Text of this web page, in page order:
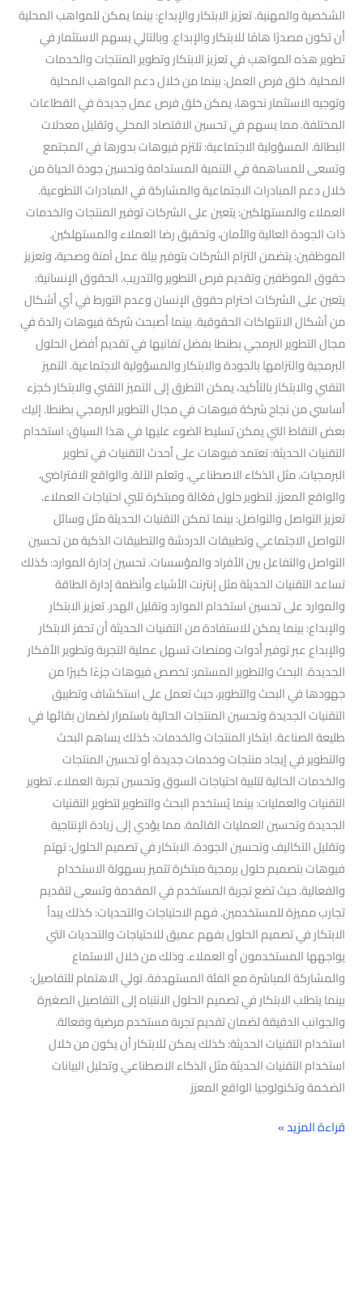
الشخصية والمهنية. تعزيز الابتكار والإبداع: بينما يمكن للمواهب المحلية
أن تكون مصدرًا هامًا للابتكار والإبداع. وبالتالي يسهم الاستثمار في
تطوير هذه المواهب في تعزيز الابتكار وتطوير المنتجات والخدمات
المحلية. خلق فرص العمل: بينما من خلال دعم المواهب المحلية
وتوجيه الاستثمار نحوها، يمكن خلق فرص عمل جديدة في القطاعات
المختلفة. مما يسهم في تحسين الاقتصاد المحلي وتقليل معدلات
البطالة. المسؤولية الاجتماعية: تلتزم فيوهات بدورها في المجتمع
وتسعى للمساهمة في التنمية المستدامة وتحسين جودة الحياة من
خلال دعم المبادرات الاجتماعية والمشاركة في المبادرات التطوعية.
العملاء والمستهلكين: يتعين على الشركات توفير المنتجات والخدمات
ذات الجودة العالية والأمان، وتحقيق رضا العملاء والمستهلكين.
الموظفين: يتضمن التزام الشركات بتوفير بيئة عمل آمنة وصحية، وتعزيز
حقوق الموظفين وتقديم فرص التطوير والتدريب. الحقوق الإنسانية:
يتعين على الشركات احترام حقوق الإنسان وعدم التورط في أي أشكال
من أشكال الانتهاكات الحقوقية. بينما أصبحت شركة فيوهات رائدة في
مجال التطوير البرمجي بطنطا بفضل تفانيها في تقديم أفضل الحلول
البرمجية والتزامها بالجودة والابتكار والمسؤولية الاجتماعية. التميز
التقني والابتكار بالتأكيد، يمكن التطرق إلى التميز التقني والابتكار كجزء
أساسي من نجاح شركة فيوهات في مجال التطوير البرمجي بطنطا. إليك
بعض النقاط التي يمكن تسليط الضوء عليها في هذا السياق: استخدام
التقنيات الحديثة: تعتمد فيوهات على أحدث التقنيات في تطوير
البرمجيات. مثل الذكاء الاصطناعي. وتعلم الآلة. والواقع الافتراضي،
والواقع المعزز. لتطوير حلول فعّالة ومبتكرة تلبي احتياجات العملاء.
تعزيز التواصل والتواصل: بينما تمكن التقنيات الحديثة مثل وسائل
التواصل الاجتماعي وتطبيقات الدردشة والتطبيقات الذكية من تحسين
التواصل والتفاعل بين الأفراد والمؤسسات. تحسين إدارة الموارد: كذلك
تساعد التقنيات الحديثة مثل إنترنت الأشياء وأنظمة إدارة الطاقة
والموارد على تحسين استخدام الموارد وتقليل الهدر. تعزيز الابتكار
والإبداع: بينما يمكن للاستفادة من التقنيات الحديثة أن تحفز الابتكار
والإبداع عبر توفير أدوات ومنصات تسهل عملية التجربة وتطوير الأفكار
الجديدة. البحث والتطوير المستمر: تخصص فيوهات جزءًا كبيرًا من
جهودها في البحث والتطوير، حيث تعمل على استكشاف وتطبيق
التقنيات الجديدة وتحسين المنتجات الحالية باستمرار لضمان بقائها في
طليعة الصناعة. ابتكار المنتجات والخدمات: كذلك يساهم البحث
والتطوير في إيجاد منتجات وخدمات جديدة أو تحسين المنتجات
والخدمات الحالية لتلبية احتياجات السوق وتحسين تجربة العملاء. تطوير
التقنيات والعمليات: بينما يُستخدم البحث والتطوير لتطوير التقنيات
الجديدة وتحسين العمليات القائمة. مما يؤدي إلى زيادة الإنتاجية
وتقليل التكاليف وتحسين الجودة. الابتكار في تصميم الحلول: تهتم
فيوهات بتصميم حلول برمجية مبتكرة تتميز بسهولة الاستخدام
والفعالية. حيث تضع تجربة المستخدم في المقدمة وتسعى لتقديم
تجارب مميزة للمستخدمين. فهم الاحتياجات والتحديات: كذلك يبدأ
الابتكار في تصميم الحلول بفهم عميق للاحتياجات والتحديات التي
يواجهها المستخدمون أو العملاء. وذلك من خلال الاستماع
والمشاركة المباشرة مع الفئة المستهدفة. تولي الاهتمام للتفاصيل:
بينما يتطلب الابتكار في تصميم الحلول الانتباه إلى التفاصيل الصغيرة
والجوانب الدقيقة لضمان تقديم تجربة مستخدم مرضية وفعالة.
استخدام التقنيات الحديثة: كذلك يمكن للابتكار أن يكون من خلال
استخدام التقنيات الحديثة مثل الذكاء الاصطناعي وتحليل البيانات
الضخمة وتكنولوجيا الواقع المعزز
قراءة المزيد »